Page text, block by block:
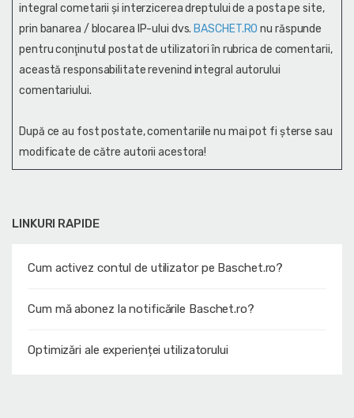
LINKURI RAPIDE
Cum activez contul de utilizator pe Baschet.ro?
Cum mă abonez la notificările Baschet.ro?
Optimizări ale experienței utilizatorului
integral cometarii și interzicerea dreptului de a posta pe site,
prin banarea / blocarea IP-ului dvs. BASCHET.RO nu răspunde
pentru conţinutul postat de utilizatori în rubrica de comentarii,
această responsabilitate revenind integral autorului
comentariului.
După ce au fost postate, comentariile nu mai pot fi șterse sau
modificate de către autorii acestora!